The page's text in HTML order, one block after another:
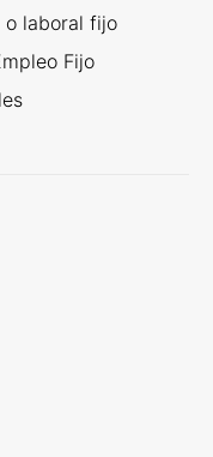
o laboral fijo
Fijo